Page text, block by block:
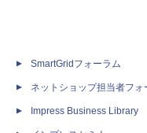
SmartGridフォーラム
ネットショップ担当者フォ
Impress Business Library